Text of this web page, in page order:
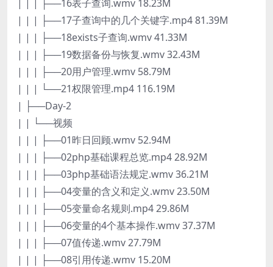
| | | ├──16表子查询.wmv 18.23M
| | | ├──17子查询中的几个关键字.mp4 81.39M
| | | ├──18exists子查询.wmv 41.33M
| | | ├──19数据备份与恢复.wmv 32.43M
| | | ├──20用户管理.wmv 58.79M
| | | └──21权限管理.mp4 116.19M
| ├──Day-2
| | └──视频
| | | ├──01昨日回顾.wmv 52.94M
| | | ├──02php基础课程总览.mp4 28.92M
| | | ├──03php基础语法规定.wmv 36.21M
| | | ├──04变量的含义和定义.wmv 23.50M
| | | ├──05变量命名规则.mp4 29.86M
| | | ├──06变量的4个基本操作.wmv 37.37M
| | | ├──07值传递.wmv 27.79M
| | | ├──08引用传递.wmv 15.20M